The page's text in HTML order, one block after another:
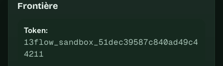
Frontière
Token:
13flow_sandbox_51dec39587c840ad49c4
4211